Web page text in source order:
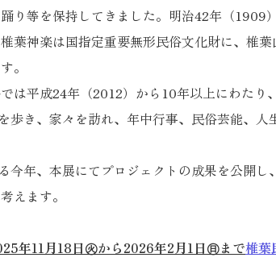
り等を保持してきました。明治42年（1909
葉神楽は国指定重要無形民俗文化財に、椎
。
は平成24年（2012）から10年以上にわた
歩き、家々を訪れ、年中行事、民俗芸能、
年、本展にてプロジェクトの成果を公開
えます。
年11月18日㊋から2026年2月1日㊐まで椎葉